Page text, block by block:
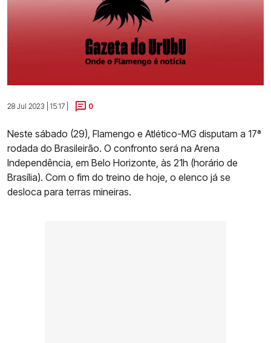
28 Jul 2023 | 15:17 | 0
Neste sábado (29), Flamengo e Atlético-MG disputam a 17ª
rodada do Brasileirão. O confronto será na Arena
Independência, em Belo Horizonte, às 21h (horário de
Brasília). Com o fim do treino de hoje, o elenco já se
desloca para terras mineiras.